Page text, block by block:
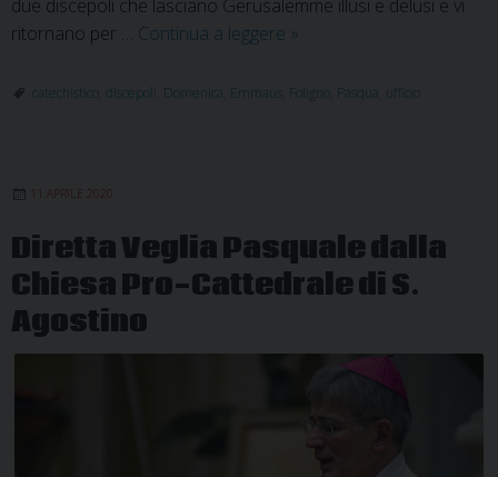
due discepoli che lasciano Gerusalemme illusi e delusi e vi
ritornano per … Continua a leggere La
non
terza
Domenica
»
catechistico discepoli Domenica Emmaus Foligno Pasqua ufficio
11 APRILE 2020
Diretta Veglia Pasquale dalla
Chiesa Pro-Cattedrale di S.
Agostino